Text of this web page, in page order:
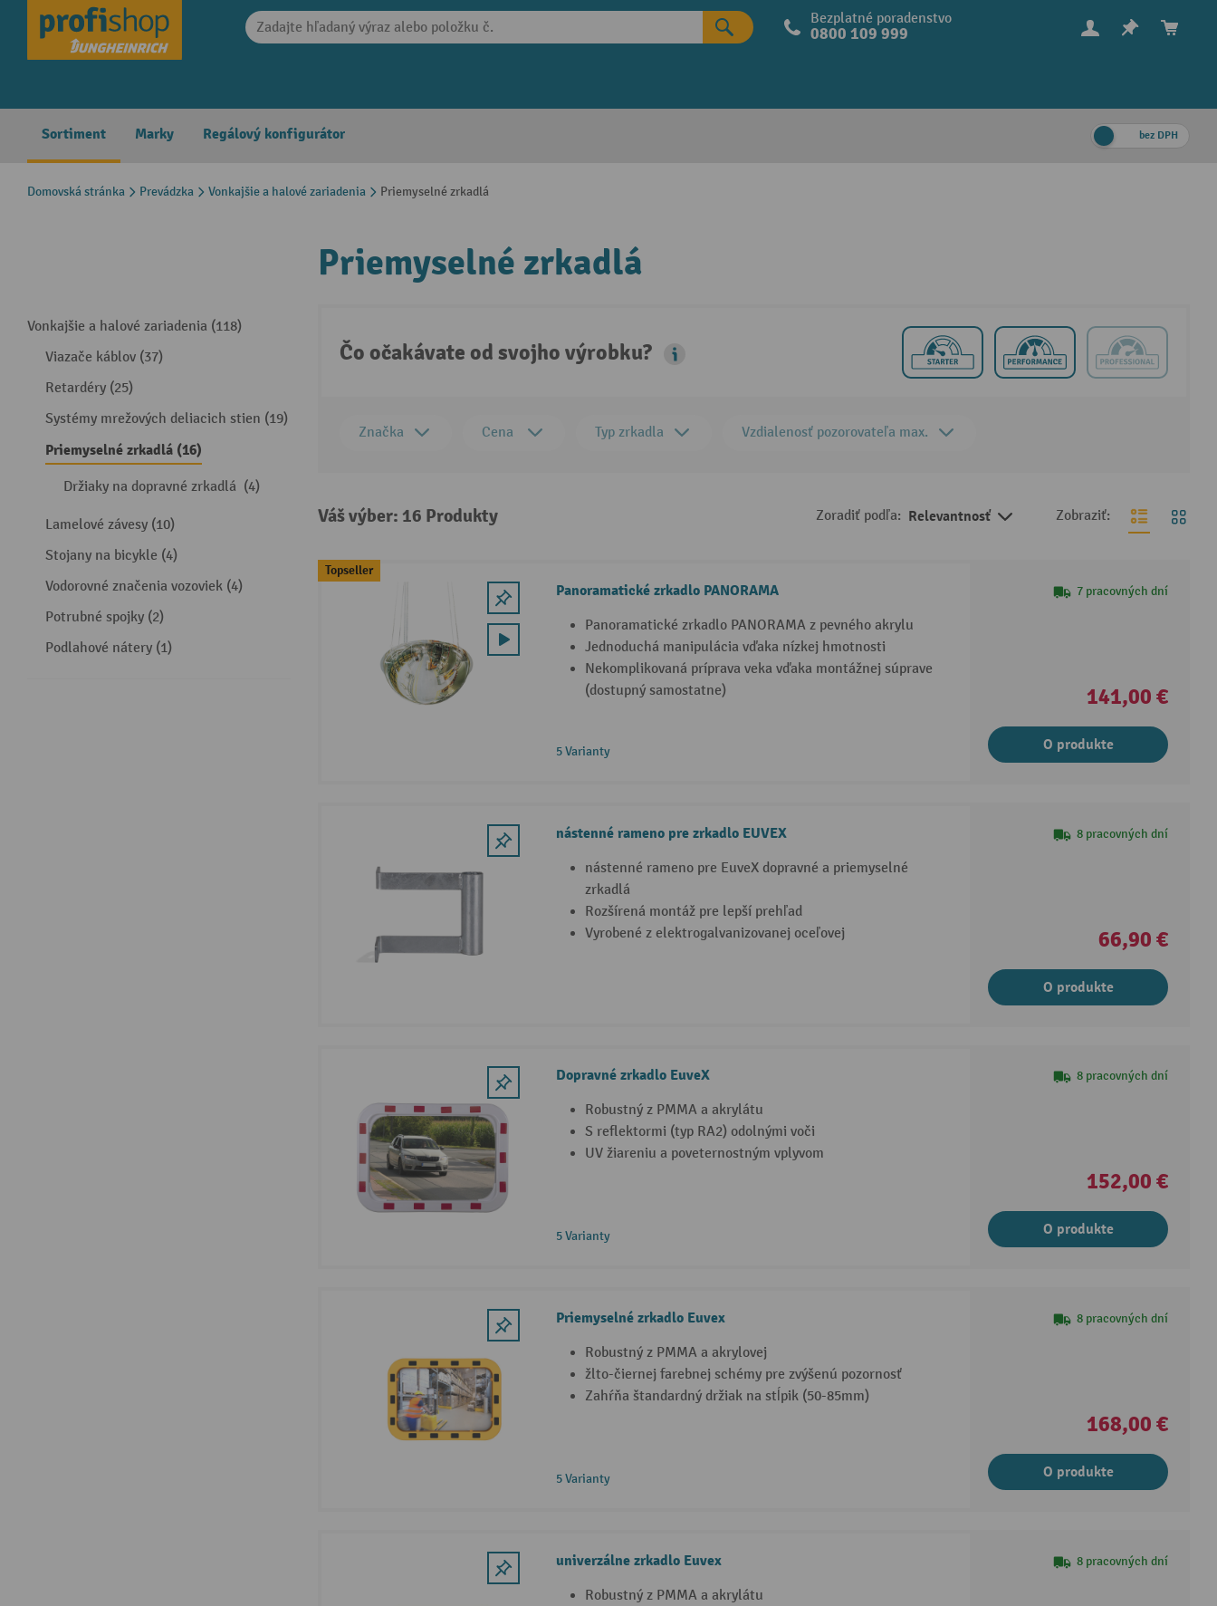
Skip to main navigation Bezplatné poradenstvo
0800 109 999
Sortiment Marky Regálový konfigurátor bez DPH
Domovská stránka Prevádzka Vonkajšie a halové zariadenia Priemyselné zrkadlá
Vonkajšie a halové zariadenia (118)
Viazače káblov (37)
Retardéry (25)
Systémy mrežových deliacich stien (19)
Priemyselné zrkadlá (16)
Držiaky na dopravné zrkadlá (4)
Lamelové závesy (10)
Stojany na bicykle (4)
Vodorovné značenia vozoviek (4)
Potrubné spojky (2)
Podlahové nátery (1)
Priemyselné zrkadlá
Čo očakávate od svojho výrobku?
Značka Cena Typ zrkadla Vzdialenosť pozorovateľa max.
Váš výber: 16 Produkty Zoradiť podľa: Relevantnosť Zobraziť:
Topseller
Panoramatické zrkadlo PANORAMA
Panoramatické zrkadlo PANORAMA z pevného akrylu
Jednoduchá manipulácia vďaka nízkej hmotnosti
Nekomplikovaná príprava veka vďaka montážnej súprave
(dostupný samostatne)
5 Varianty
7 pracovných dní
141,00 €
O produkte
nástenné rameno pre zrkadlo EUVEX
nástenné rameno pre EuveX dopravné a priemyselné
zrkadlá
Rozšírená montáž pre lepší prehľad
Vyrobené z elektrogalvanizovanej oceľovej
8 pracovných dní
66,90 €
O produkte
Dopravné zrkadlo EuveX
Robustný z PMMA a akrylátu
S reflektormi (typ RA2) odolnými voči
UV žiareniu a poveternostným vplyvom
5 Varianty
8 pracovných dní
152,00 €
O produkte
Priemyselné zrkadlo Euvex
Robustný z PMMA a akrylovej
žlto-čiernej farebnej schémy pre zvýšenú pozornosť
Zahŕňa štandardný držiak na stĺpik (50-85mm)
5 Varianty
8 pracovných dní
168,00 €
O produkte
univerzálne zrkadlo Euvex
Robustný z PMMA a akrylátu
8 pracovných dní